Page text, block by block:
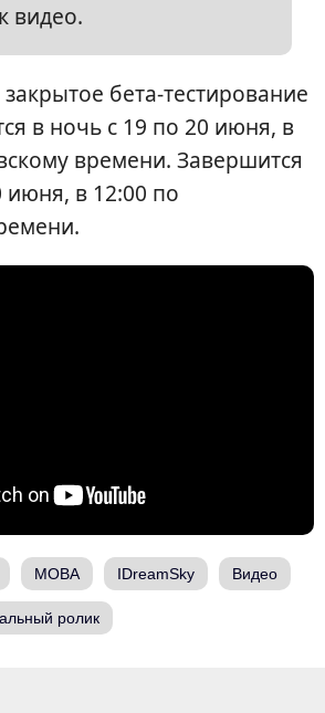
видео.
бета-тестирование
в ночь с 19 по 20 июня, в
времени. Завершится
июня, в 12:00 по
MOBA IDreamSky Видео
ролик